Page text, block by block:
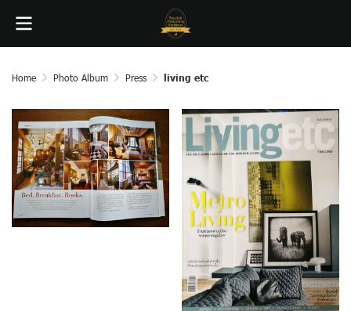
Home Photo Album Press living etc